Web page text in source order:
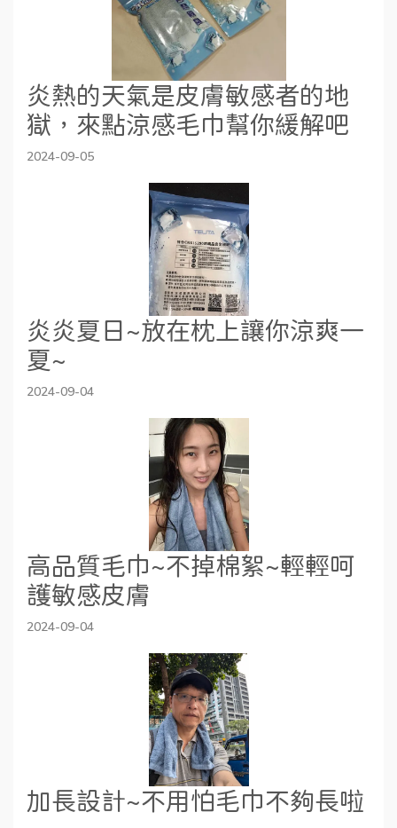
炎熱的天氣是皮膚敏感者的地
獄，來點涼感毛巾幫你緩解吧
2024-09-05
炎炎夏日~放在枕上讓你涼爽一
夏~
2024-09-04
高品質毛巾~不掉棉絮~輕輕呵
護敏感皮膚
2024-09-04
加長設計~不用怕毛巾不夠長啦